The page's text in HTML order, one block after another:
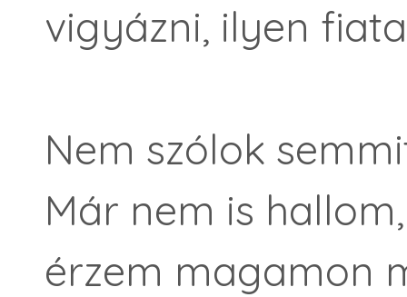
vigyázni, ilyen
Nem szólok
Már nem is
érzem magamon